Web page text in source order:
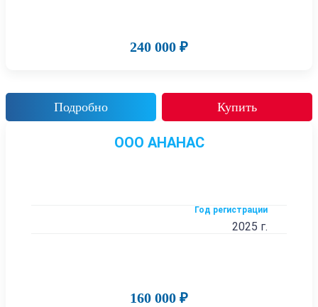
240 000 ₽
Подробно Купить
ООО АНАНАС
Год регистрации
2025 г.
160 000 ₽